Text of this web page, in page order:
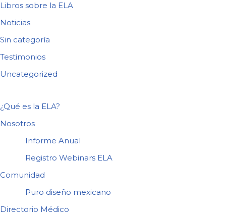
Libros sobre la ELA
Noticias
Sin categoría
Testimonios
Uncategorized
¿Qué es la ELA?
Nosotros
Informe Anual
Registro Webinars ELA
Comunidad
Puro diseño mexicano
Directorio Médico